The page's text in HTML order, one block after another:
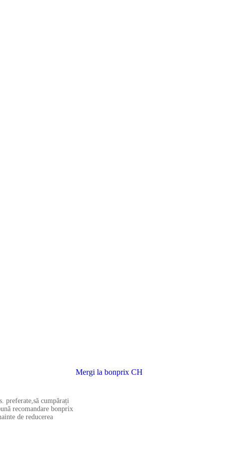
preferate,să cumpărați
recomandare bonprix
de reducerea
Mergi la bonprix CH